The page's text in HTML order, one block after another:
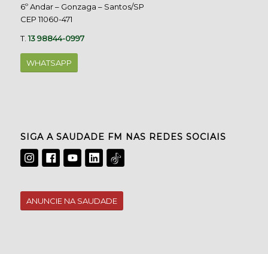
6º Andar – Gonzaga – Santos/SP
CEP 11060-471
T.13 98844-0997
WHATSAPP
SIGA A SAUDADE FM NAS REDES SOCIAIS
ANUNCIE NA SAUDADE